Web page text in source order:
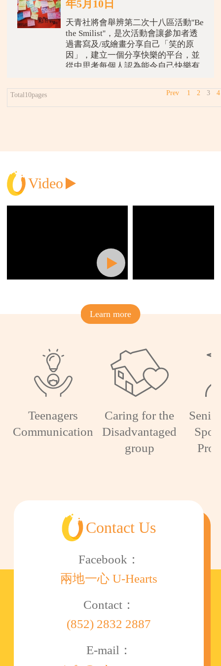
年 齡 ： 14 歲至 17 歲
團 費 ：
年5月10日
天青社將會舉辨第二次十八區活動''Be
the Smilist''，是次活動會讓參加者透
過書寫及/或繪畫分享自己「笑的原
因」，建立一個分享快樂的平台，並
從中思考每個人認為能令自己快樂有
Total10pages Prev 1 2 3 4
Video
Learn more
Teenagers
Communication
Caring for the
Disadvantaged
group
Contact Us
Facebook：
兩地一心 U-Hearts
Contact：
(852) 2832 2887
E-mail：